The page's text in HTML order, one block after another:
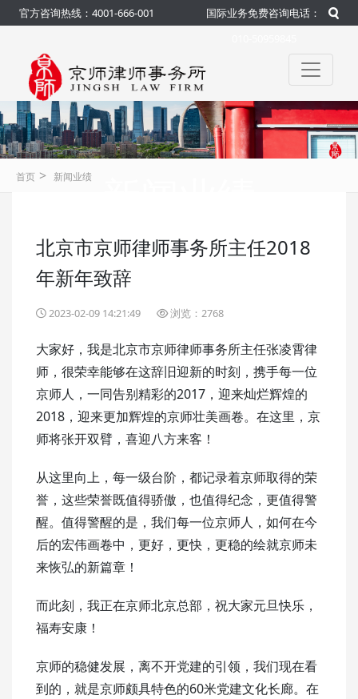
官方咨询热线：4001-666-001
国际业务免费咨询电话：
官方 咨询热线：4001-666-001
首页 > 新闻业绩
北京市京师律师事务所主任2018
年新年致辞
2023-02-09 14:21:49 浏览：2768
大家好，我是北京市京师律师事务所主任张凌霄律
师，很荣幸能够在这辞旧迎新的时刻，携手每一位
京师人，一同告别精彩的2017，迎来灿烂辉煌的
2018，迎来更加辉煌的京师壮美画卷。在这里，京
师将张开双臂，喜迎八方来客！
从这里向上，每一级台阶，都记录着京师取得的荣
誉，这些荣誉既值得骄傲，也值得纪念，更值得警
醒。值得警醒的是，我们每一位京师人，如何在今
后的宏伟画卷中，更好，更快，更稳的绘就京师未
来恢弘的新篇章！
而此刻，我正在京师北京总部，祝大家元旦快乐，
福寿安康！
京师的稳健发展，离不开党建的引领，我们现在看
到的，就是京师颇具特色的60米党建文化长廊。在